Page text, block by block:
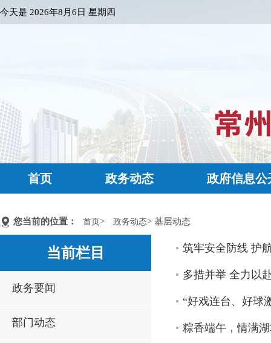
今天是 2026年8月6日 星期四
首页 政务动态 政府信息公
您当前的位置： 首页> 政务动态> 基层动态
当前栏目
政务要闻
部门动态
筑牢安全防线 护
多措并举 全力以
“好戏连台、好球
粽香端午，情满